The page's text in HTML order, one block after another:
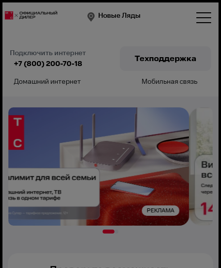
Новые Ляды
Подключить интернет
+7 (800) 200-70-18
Техподдержка
Домашний интернет Мобильная связь
РЕКЛАМА